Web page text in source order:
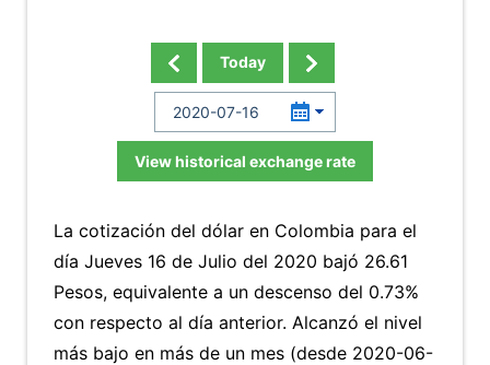
Today
View historical exchange rate
La cotización del dólar en Colombia para el
día Jueves 16 de Julio del 2020 bajó 26.61
Pesos, equivalente a un descenso del 0.73%
con respecto al día anterior. Alcanzó el nivel
más bajo en más de un mes (desde 2020-06-